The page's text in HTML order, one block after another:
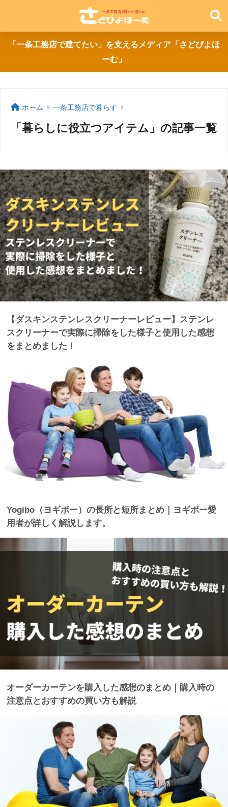
「一条工務店で建てたい」を支えるメディア「さどぴよほ
ーむ」
ホーム 一条工務店で暮らす
「暮らしに役立つアイテム」の記事一覧
【ダスキンステンレスクリーナーレビュー】ステンレ
スクリーナーで実際に掃除をした様子と使用した感想
をまとめました！
Yogibo（ヨギボー）の長所と短所まとめ｜ヨギボー愛
用者が詳しく解説します。
オーダーカーテンを購入した感想のまとめ｜購入時の
注意点とおすすめの買い方も解説